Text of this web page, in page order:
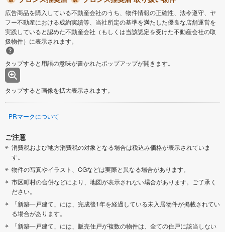
広告商品を購入している不動産会社のうち、物件情報の正確性、法令遵守、ヤ
フー不動産における成約実績等、当社所定の基準を満たした優良な店舗運営を
実践していると認めた不動産会社（もしくは当該認定を受けた不動産会社の取
扱物件）に表示されます。
タップすると用語の意味が書かれたポップアップが開きます。
タップすると画像を拡大表示されます。
PRマークについて
ご注意
消費税および地方消費税の対象となる場合は税込み価格が表示されていま
す。
物件の写真やイラスト、CGなどは実際と異なる場合があります。
市区町村の合併などにより、地図が表示されない場合があります。ご了承く
ださい。
「新築一戸建て」には、完成後1年を経過している未入居物件が掲載されてい
る場合があります。
「新築一戸建て」には、販売住戸が複数の物件は、全ての住戸に該当しない